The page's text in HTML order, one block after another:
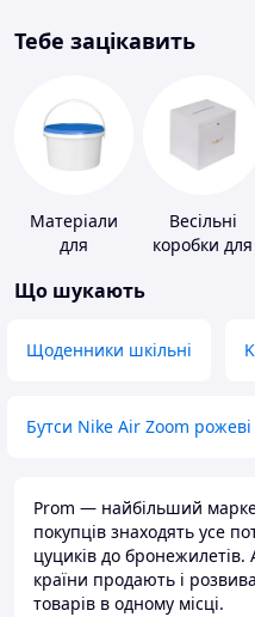
Тебе зацікавить
Матеріали
для
промислових
Весільні
коробки для
Що шукають
Щоденники шкільні
Бутси Nike Air Zoom рожеві
Prom — найбільший
покупців знаходять усе
цуциків до бронежилетів.
країни продають і
товарів в одному місці.